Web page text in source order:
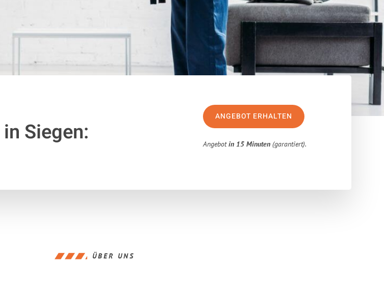
in Siegen:
ANGEBOT ERHALTEN
Angebotin 15 Minuten (garantiert).
ÜBER UNS